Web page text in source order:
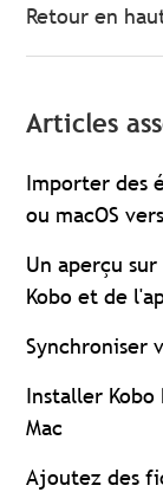
Retour en
Articles
Importer des
ou macOS
Un aperçu
Kobo et de
Synchroniser
Installer
Mac
Ajoutez des